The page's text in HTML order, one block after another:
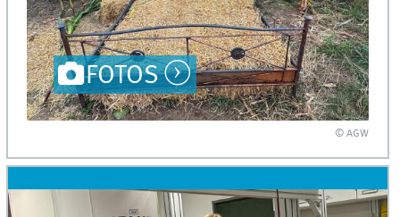
FOTOS
© AGW